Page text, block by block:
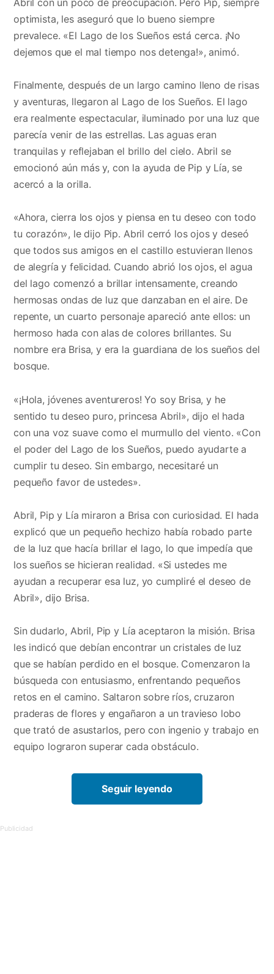
optimista, les aseguró que lo bueno siempre
prevalece. «El Lago de los Sueños está cerca. ¡No
dejemos que el mal tiempo nos detenga!», animó.
Finalmente, después de un largo camino lleno de risas
y aventuras, llegaron al Lago de los Sueños. El lago
era realmente espectacular, iluminado por una luz que
parecía venir de las estrellas. Las aguas eran
tranquilas y reflejaban el brillo del cielo. Abril se
emocionó aún más y, con la ayuda de Pip y Lía, se
acercó a la orilla.
«Ahora, cierra los ojos y piensa en tu deseo con todo
tu corazón», le dijo Pip. Abril cerró los ojos y deseó
que todos sus amigos en el castillo estuvieran llenos
de alegría y felicidad. Cuando abrió los ojos, el agua
del lago comenzó a brillar intensamente, creando
hermosas ondas de luz que danzaban en el aire. De
repente, un cuarto personaje apareció ante ellos: un
hermoso hada con alas de colores brillantes. Su
nombre era Brisa, y era la guardiana de los sueños del
bosque.
«¡Hola, jóvenes aventureros! Yo soy Brisa, y he
sentido tu deseo puro, princesa Abril», dijo el hada
con una voz suave como el murmullo del viento. «Con
el poder del Lago de los Sueños, puedo ayudarte a
cumplir tu deseo. Sin embargo, necesitaré un
pequeño favor de ustedes».
Abril, Pip y Lía miraron a Brisa con curiosidad. El hada
explicó que un pequeño hechizo había robado parte
de la luz que hacía brillar el lago, lo que impedía que
los sueños se hicieran realidad. «Si ustedes me
ayudan a recuperar esa luz, yo cumpliré el deseo de
Abril», dijo Brisa.
Sin dudarlo, Abril, Pip y Lía aceptaron la misión. Brisa
les indicó que debían encontrar un cristales de luz
que se habían perdido en el bosque. Comenzaron la
búsqueda con entusiasmo, enfrentando pequeños
retos en el camino. Saltaron sobre ríos, cruzaron
praderas de flores y engañaron a un travieso lobo
que trató de asustarlos, pero con ingenio y trabajo en
equipo lograron superar cada obstáculo.
Seguir leyendo